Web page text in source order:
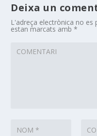
Deixa un
L'adreça electrònica no es
estan marcats amb*